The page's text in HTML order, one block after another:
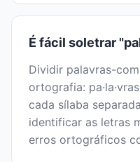
É fácil soletrar
Dividir palavras-
ortografia:
cada sílaba
identificar as letras
erros ortográficos